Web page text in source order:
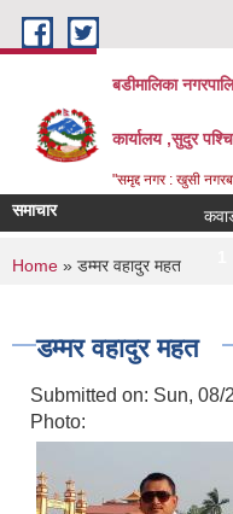
Skip to main content
बडीमालिका
कार्यालय ,सुदुर
"समृद्द नगर : खुसी
समाचार
You are here
Home » डम्मर वहादुर महत
डम्मर वहादुर महत
Submitted on: Sun, 08/
Photo: